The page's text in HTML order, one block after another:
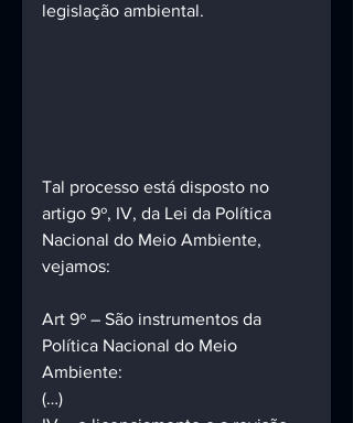
legislação ambiental.
Tal processo está disposto no
artigo 9º, IV, da Lei da Política
Nacional do Meio Ambiente,
vejamos:
Art 9º – São instrumentos da
Política Nacional do Meio
Ambiente:
(…)